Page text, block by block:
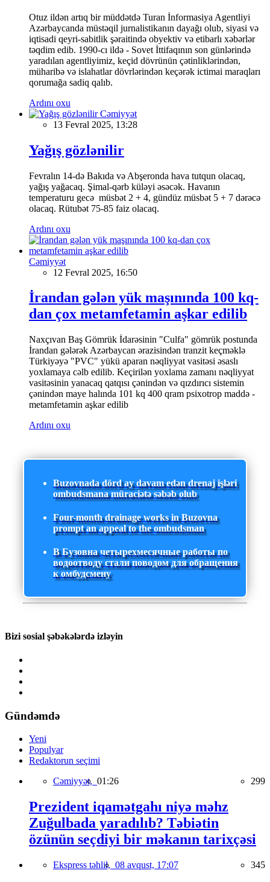
Otuz ildən artıq bir müddətdə Turan İnformasiya Agentliyi
Azərbaycanda müstəqil jurnalistikanın dayağı olub, siyasi və
iqtisadi qeyri-sabitlik şəraitində obyektiv və etibarlı xəbərlər
təqdim edib. 1990-cı ildə - Sovet İttifaqının son günlərində
yaradılan agentliyimiz, keçid dövrünün çətinliklərindən,
müharibə və islahatlar dövrlərindən keçərək ictimai maraqları
qorumağa sadiq qalıb.
Ardını oxu
Cəmiyyət
13 Fevral 2025, 13:28
Yağış gözlənilir
Fevralın 14-də Bakıda və Abşeronda hava tutqun olacaq,
yağış yağacaq. Şimal-qərb küləyi əsəcək. Havanın
temperaturu gecə müsbət 2 + 4, gündüz müsbət 5 + 7 dərəcə
olacaq. Rütubət 75-85 faiz olacaq.
Ardını oxu
Cəmiyyət
12 Fevral 2025, 16:50
İrandan gələn yük maşınında 100 kq-
dan çox metamfetamin aşkar edilib
Naxçıvan Baş Gömrük İdarəsinin "Culfa" gömrük postunda
İrandan gələrək Azərbaycan ərazisindən tranzit keçməklə
Türkiyəyə "PVC" yükü aparan nəqliyyat vasitəsi əsaslı
yoxlamaya cəlb edilib. Keçirilən yoxlama zamanı nəqliyyat
vasitəsinin yanacaq qatqısı çənindən və qızdırıcı sistemin
çənindən maye halında 101 kq 400 qram psixotrop maddə -
metamfetamin aşkar edilib
Ardını oxu
Buzovnada dörd ay davam edən drenaj işləri
ombudsmana müraciətə səbəb olub
Four-month drainage works in Buzovna
prompt an appeal to the ombudsman
В Бузовна четырехмесячные работы по
водоотводу стали поводом для обращения
к омбудсмену
Bizi sosial şəbəkələrdə izləyin
Gündəmdə
Yeni
Populyar
Redaktorun seçimi
Cəmiyyət, 01:26 299
Prezident iqamətgahı niyə məhz
Zuğulbada yaradılıb? Təbiətin
özünün seçdiyi bir məkanın tarixçəsi
Ekspress təhlil, 08 avqust, 17:07 345